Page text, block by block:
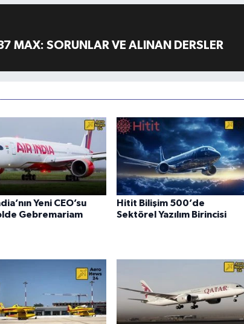
MAX: SORUNLAR VE ALINAN DERSLER
Yeni CEO’su
Gebremariam
Hitit Bilişim 500’de
Sektörel Yazılım Birincisi